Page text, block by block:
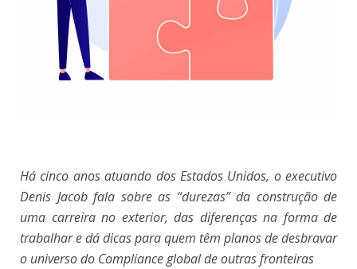
Há cinco anos atuando dos Estados Unidos, o executivo
Denis Jacob fala sobre as “durezas” da construção de
uma carreira no exterior, das diferenças na forma de
trabalhar e dá dicas para quem têm planos de desbravar
o universo do Compliance global de outras fronteiras